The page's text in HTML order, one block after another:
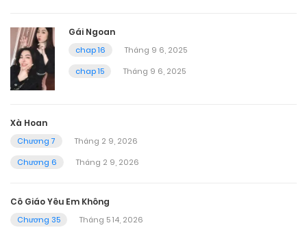
Gái Ngoan
chap 16
Tháng 9 6, 2025
chap 15
Tháng 9 6, 2025
Xà Hoan
Chương 7
Tháng 2 9, 2026
Chương 6
Tháng 2 9, 2026
Cô Giáo Yêu Em Không
Chương 35
Tháng 5 14, 2026